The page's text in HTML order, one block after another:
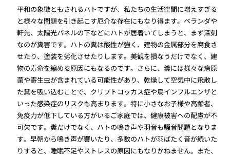
平和の象徴ともされるハトですが、私たちの生活空間に増えすぎる
と様々な問題を引き起こす厄介な存在にもなり得ます。ベランダや
軒先、太陽光パネルの下などにハトが居着いてしまうと、まず深刻
なのが糞害です。ハトの糞は酸性が強く、建物の金属部分を腐食さ
せたり、塗装を劣化させたりします。美観を損なうだけでなく、建
物の寿命を縮める原因にもなるのです。さらに、糞には様々な病原
菌や寄生虫が含まれている可能性があり、乾燥して空気中に飛散し
た糞を吸い込むことで、クリプトコッカス症や鳥インフルエンザと
いった感染症のリスクも高まります。特に小さなお子様や高齢者、
免疫力が低下している方がいるご家庭では、健康被害への配慮が不
可欠です。糞だけでなく、ハトの鳴き声や羽音も騒音問題となりま
す。早朝から鳴き声が響いたり、多数のハトが羽ばたく音が続いた
りすると、睡眠不足やストレスの原因にもなりかねません。また、